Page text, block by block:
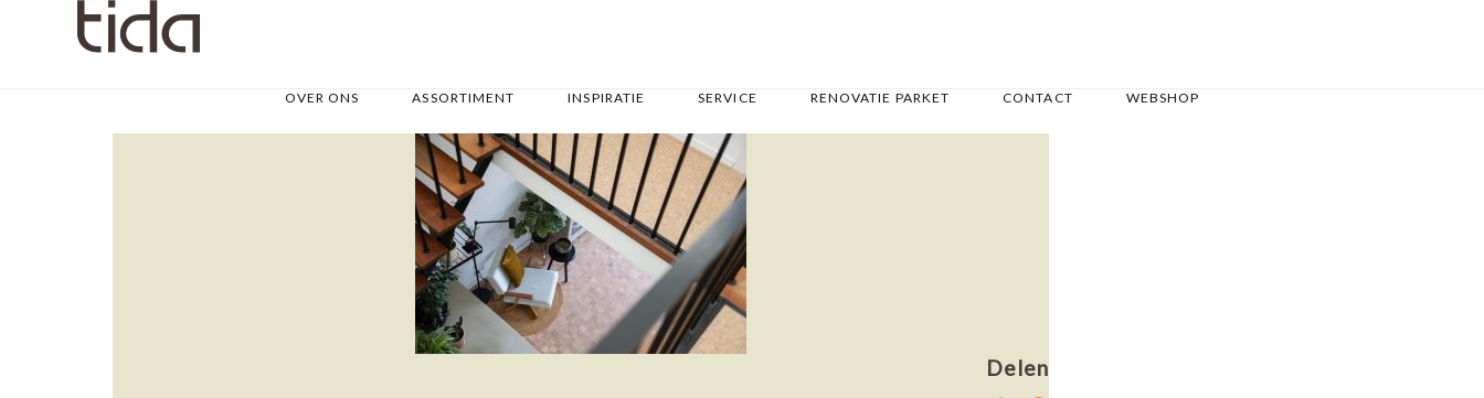
OVER ONS ASSORTIMENT INSPIRATIE SERVICE RENOVATIE PARKET CONTACT WEBSHOP
Delen